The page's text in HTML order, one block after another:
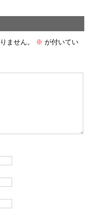
ません。 ※ が付いてい